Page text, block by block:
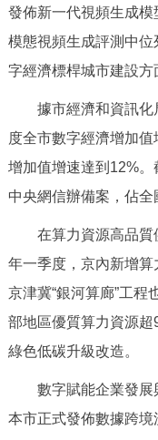
發佈新一代視頻生成
模態視頻生成評測中
字經濟標桿城市建設方
據市經濟和資訊化
度全市數字經濟增加
增加值增速達到12%
中央網信辦備案，佔全
在算力資源高品質
年一季度，京內新增算
京津冀“銀河算廊”工
部地區優質算力資源
綠色低碳升級改造。
數字賦能企業發展與
本市正式發佈數據跨境